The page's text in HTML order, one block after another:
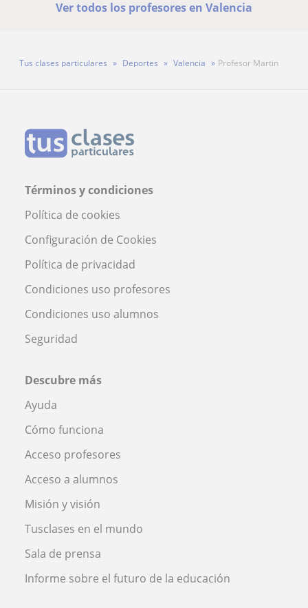
Ver todos los profesores en Valencia
Tus clases particulares Deportes Valencia Profesor Martin
Términos y condiciones
Política de cookies
Configuración de Cookies
Política de privacidad
Condiciones uso profesores
Condiciones uso alumnos
Seguridad
Descubre más
Ayuda
Cómo funciona
Acceso profesores
Acceso a alumnos
Misión y visión
Tusclases en el mundo
Sala de prensa
Informe sobre el futuro de la educación